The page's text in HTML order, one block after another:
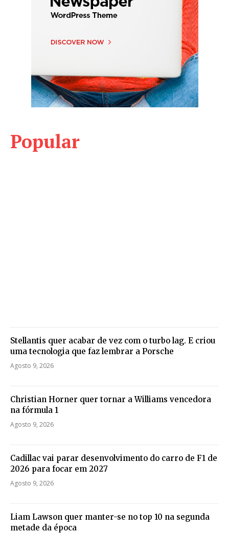
Popular
Stellantis quer acabar de vez com o turbo lag. E criou
uma tecnologia que faz lembrar a Porsche
Agosto 9, 2026
Christian Horner quer tornar a Williams vencedora
na fórmula 1
Agosto 9, 2026
Cadillac vai parar desenvolvimento do carro de F1 de
2026 para focar em 2027
Agosto 9, 2026
Liam Lawson quer manter-se no top 10 na segunda
metade da época